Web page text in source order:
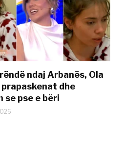
ndaj Arbanës, Ola
dhe
se pse e bëri